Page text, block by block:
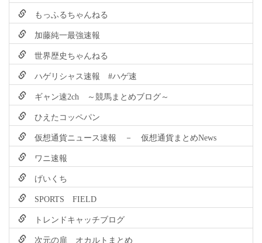
もっふるちゃんねる
加藤純一最強速報
世界歴史ちゃんねる
ハゲリシャス速報 #ハゲ速
ギャン速2ch ～競馬まとめブログ～
ひえたコッペパン
仮想通貨ニュース速報 － 仮想通貨まとめNews
ワニ速報
げいくち
SPORTS FIELD
トレンドキャッチブログ
次元の扉 オカルトまとめ